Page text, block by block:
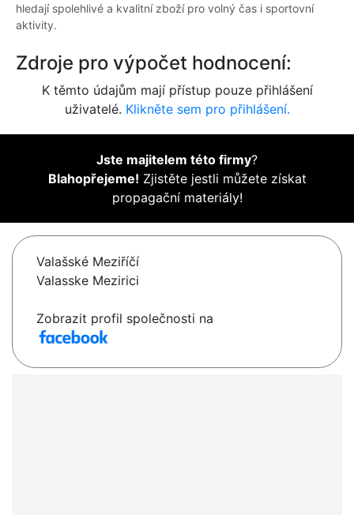
hledají spolehlivé a kvalitní zboží pro volný čas i sportovní
aktivity.
Zdroje pro výpočet hodnocení:
K těmto údajům mají přístup pouze přihlášení
uživatelé. Klikněte sem pro přihlášení.
Jste majitelem této firmy?
Blahopřejeme! Zjistěte jestli můžete získat
propagační materiály!
Valašské Meziříčí
Valasske Mezirici
Zobrazit profil společnosti na